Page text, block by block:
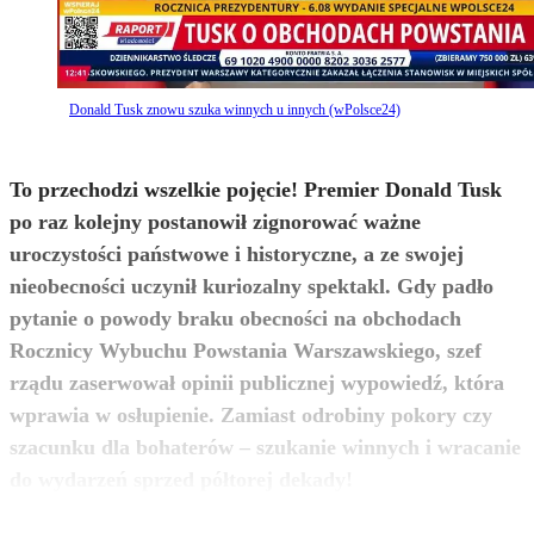
Donald Tusk znowu szuka winnych u innych (wPolsce24)
To przechodzi wszelkie pojęcie! Premier Donald Tusk
po raz kolejny postanowił zignorować ważne
uroczystości państwowe i historyczne, a ze swojej
nieobecności uczynił kuriozalny spektakl. Gdy padło
pytanie o powody braku obecności na obchodach
Rocznicy Wybuchu Powstania Warszawskiego, szef
rządu zaserwował opinii publicznej wypowiedź, która
wprawia w osłupienie. Zamiast odrobiny pokory czy
szacunku dla bohaterów – szukanie winnych i wracanie
zobacz więcej